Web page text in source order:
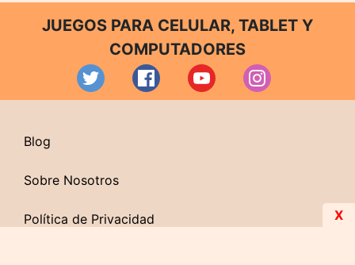
JUEGOS PARA CELULAR, TABLET Y
COMPUTADORES
Blog
Sobre Nosotros
Política de Privacidad X